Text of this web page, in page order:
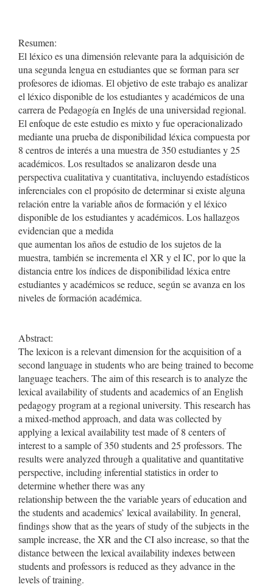
Resumen:
El léxico es una dimensión relevante para la adquisición de
una segunda lengua en estudiantes que se forman para ser
profesores de idiomas. El objetivo de este trabajo es analizar
el léxico disponible de los estudiantes y académicos de una
carrera de Pedagogía en Inglés de una universidad regional.
El enfoque de este estudio es mixto y fue operacionalizado
mediante una prueba de disponibilidad léxica compuesta por
8 centros de interés a una muestra de 350 estudiantes y 25
académicos. Los resultados se analizaron desde una
perspectiva cualitativa y cuantitativa, incluyendo estadísticos
inferenciales con el propósito de determinar si existe alguna
relación entre la variable años de formación y el léxico
disponible de los estudiantes y académicos. Los hallazgos
evidencian que a medida
que aumentan los años de estudio de los sujetos de la
muestra, también se incrementa el XR y el IC, por lo que la
distancia entre los índices de disponibilidad léxica entre
estudiantes y académicos se reduce, según se avanza en los
niveles de formación académica.
Abstract:
The lexicon is a relevant dimension for the acquisition of a
second language in students who are being trained to become
language teachers. The aim of this research is to analyze the
lexical availability of students and academics of an English
pedagogy program at a regional university. This research has
a mixed-method approach, and data was collected by
applying a lexical availability test made of 8 centers of
interest to a sample of 350 students and 25 professors. The
results were analyzed through a qualitative and quantitative
perspective, including inferential statistics in order to
determine whether there was any
relationship between the the variable years of education and
the students and academics’ lexical availability. In general,
findings show that as the years of study of the subjects in the
sample increase, the XR and the CI also increase, so that the
distance between the lexical availability indexes between
students and professors is reduced as they advance in the
levels of training.